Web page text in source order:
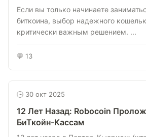
Если вы только начинаете
биткоина, выбор надежного
критически важным решением. ...
💬 13
🕒 30 окт 2025
12 Лет Назад: Robocoin
БиТкойн-Кассам